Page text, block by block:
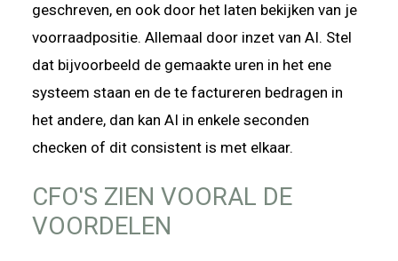
geschreven, en ook door het laten bekijken van je
voorraadpositie. Allemaal door inzet van AI. Stel
dat bijvoorbeeld de gemaakte uren in het ene
systeem staan en de te factureren bedragen in
het andere, dan kan AI in enkele seconden
checken of dit consistent is met elkaar.
CFO'S ZIEN VOORAL DE
VOORDELEN